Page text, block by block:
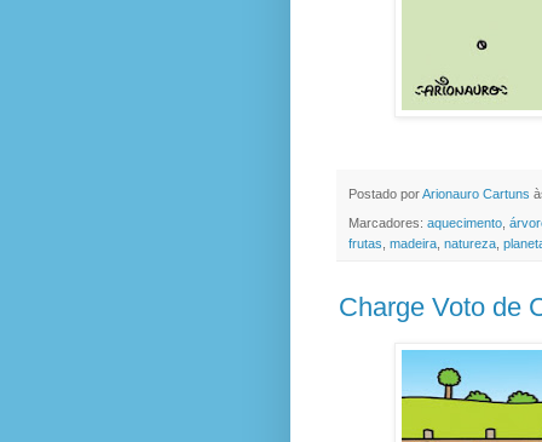
Postado porArionauro Cartuns
Marcadores: aquecimento,
frutas madeira, natureza,
Charge Voto de